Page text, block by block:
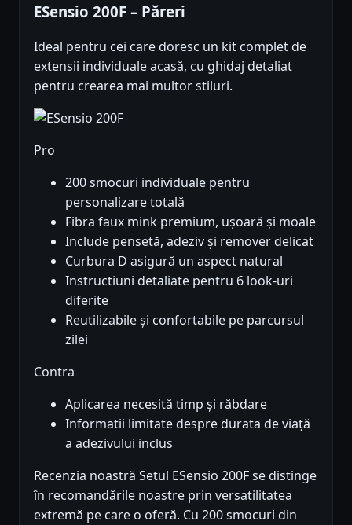
ESensio 200F – Păreri
Ideal pentru cei care doresc un kit complet de
extensii individuale acasă, cu ghidaj detaliat
pentru crearea mai multor stiluri.
Pro
200 smocuri individuale pentru
personalizare totală
Fibra faux mink premium, ușoară și moale
Include pensetă, adeziv și remover delicat
Curbura D asigură un aspect natural
Instructiuni detaliate pentru 6 look-uri
diferite
Reutilizabile și confortabile pe parcursul
zilei
Contra
Aplicarea necesită timp și răbdare
Informatii limitate despre durata de viață
a adezivului inclus
Recenzia noastră Setul ESensio 200F se distinge
în recomandările noastre prin versatilitatea
extremă pe care o oferă. Cu 200 smocuri din